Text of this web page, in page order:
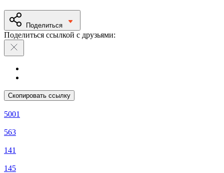
Поделиться
Поделиться ссылкой с друзьями:
Скопировать ссылку
5001
563
141
145